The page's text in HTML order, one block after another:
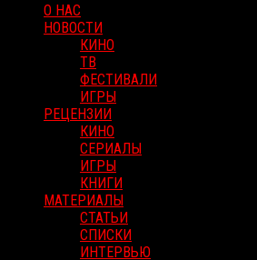
О НАС
НОВОСТИ
КИНО
ТВ
ФЕСТИВАЛИ
ИГРЫ
РЕЦЕНЗИИ
КИНО
СЕРИАЛЫ
ИГРЫ
КНИГИ
МАТЕРИАЛЫ
СТАТЬИ
СПИСКИ
ИНТЕРВЬЮ